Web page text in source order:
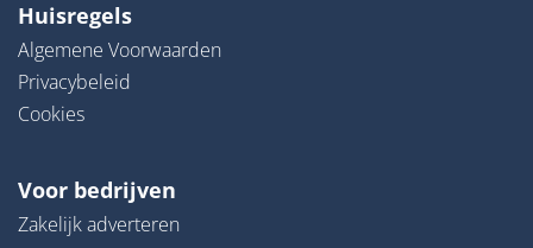
Huisregels
Algemene Voorwaarden
Privacybeleid
Cookies
Voor bedrijven
Zakelijk adverteren